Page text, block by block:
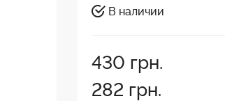
В наличии
430 грн.
282 грн.